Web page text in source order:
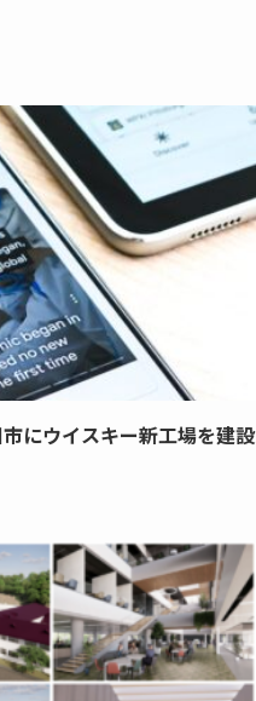
にウイスキー新工場を建設